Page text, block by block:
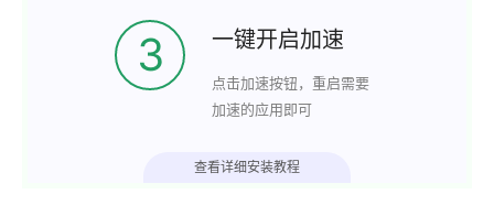
3 一键开启加速
点击加速按钮，重启需要
加速的应用即可
查看详细安装教程